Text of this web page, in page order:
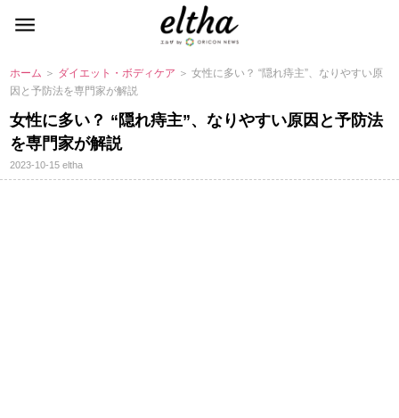
ホーム ＞ ダイエット・ボディケア ＞ 女性に多い？ “隠れ痔主”、なりやすい原
因と予防法を専門家が解説
女性に多い？ “隠れ痔主”、なりやすい原因と予防法
を専門家が解説
2023-10-15eltha